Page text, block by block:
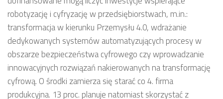
robotyzację i cyfryzację w przedsiębiorstwach, m.in.:
transformacja w kierunku Przemysłu 4.0, wdrażanie
dedykowanych systemów automatyzujących procesy w
obszarze bezpieczeństwa cyfrowego czy wprowadzanie
innowacyjnych rozwiązań nakierowanych na transformację
cyfrową. O środki zamierza się starać co 4. firma
produkcyjna. 13 proc. planuje natomiast skorzystać z